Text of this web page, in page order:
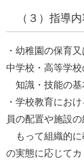
（３）指導内
・幼稚園の保育
中学校・⾼等学
知識・技能の基
・学校教育にお
員の配置や施設
もって組織的に
の実態に応じて